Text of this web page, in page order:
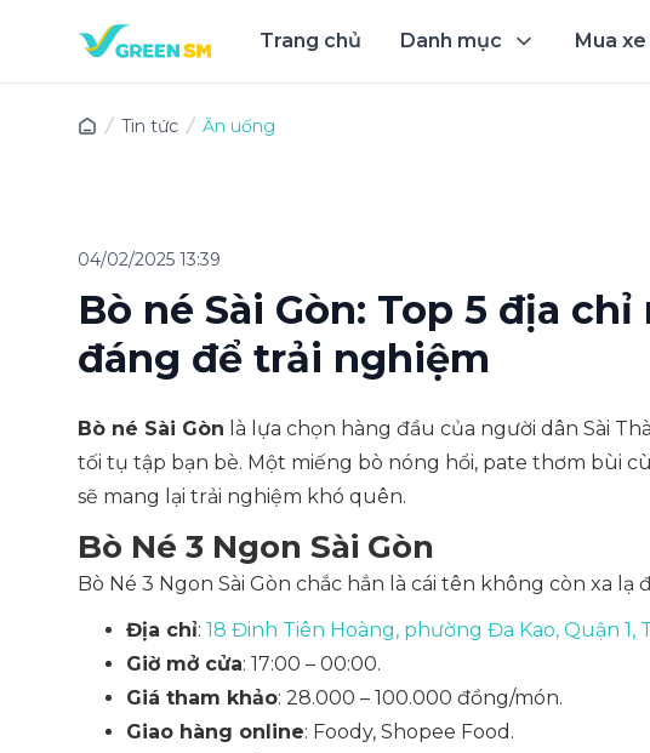
Trang chủ Danh mục Mua
Tin tức Ăn uống
04/02/2025 13:39
Bò né Sài Gòn: Top 5 địa chỉ
đáng để trải nghiệm
Bò né Sài Gòn là lựa chọn hàng đầu của người dân Sài
tối tụ tập bạn bè. Một miếng bò nóng hổi, pate thơm bùi
sẽ mang lại trải nghiệm khó quên.
Bò Né 3 Ngon Sài Gòn
Bò Né 3 Ngon Sài Gòn chắc hẳn là cái tên không còn xa lạ
Địa chỉ: 18 Đinh Tiên Hoàng, phường Đa Kao, Quận 1,
Giờ mở cửa: 17:00 – 00:00.
Giá tham khảo: 28.000 – 100.000 đồng/món.
Giao hàng online: Foody, Shopee Food.